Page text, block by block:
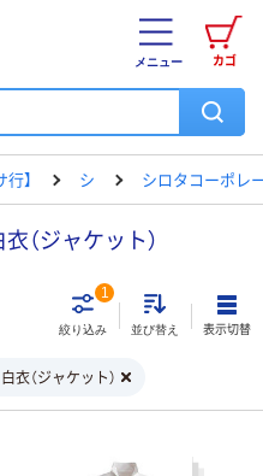
カゴ
メニュー
】 シ シロタコーポレ
（ジャケット）
絞り込み
1
並び替え 表示切替
衣（ジャケット）